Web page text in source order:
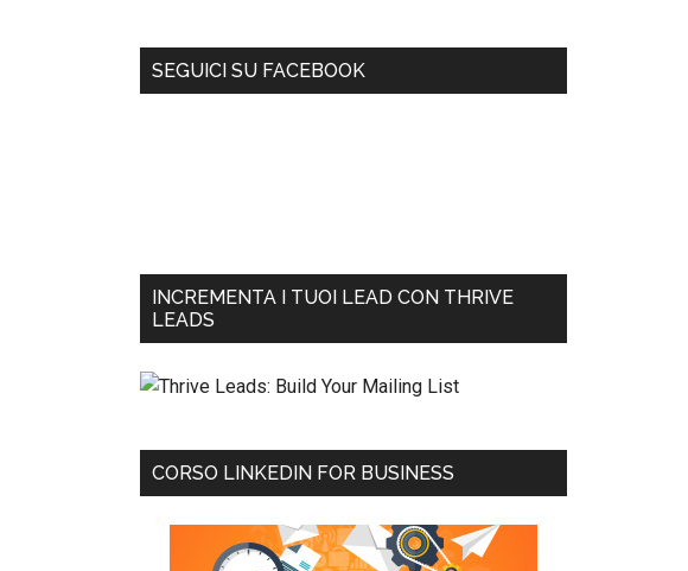
SEGUICI SU FACEBOOK
INCREMENTA I TUOI LEAD CON THRIVE
LEADS
CORSO LINKEDIN FOR BUSINESS